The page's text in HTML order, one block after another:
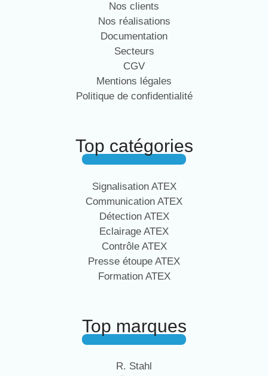
Nos clients
Nos réalisations
Documentation
Secteurs
CGV
Mentions légales
Politique de confidentialité
Top catégories
Signalisation ATEX
Communication ATEX
Détection ATEX
Eclairage ATEX
Contrôle ATEX
Presse étoupe ATEX
Formation ATEX
Top marques
R. Stahl